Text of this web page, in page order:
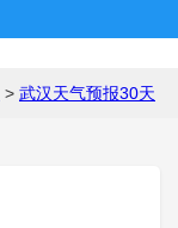
> 武汉天气预报30天